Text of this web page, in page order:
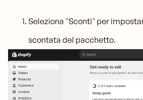
Seleziona "Sconti" per
scontata del pacchetto.